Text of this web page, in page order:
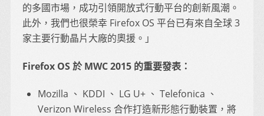
的多國市場，成功引領開放式行動平台的創新風潮。
此外，我們也很榮幸 Firefox OS 平台已有來自全球 3
家主要行動晶片大廠的奧援。」
Firefox OS 於 MWC 2015 的重要發表：
Mozilla 、 KDDI 、 LG U+ 、 Telefonica 、
Verizon Wireless 合作打造新形態行動裝置，將